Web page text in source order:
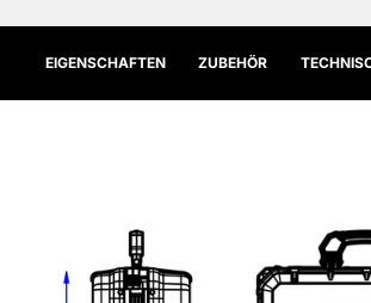
EIGENSCHAFTEN ZUBEHÖR